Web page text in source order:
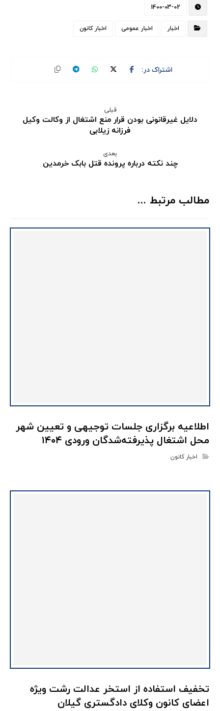
1400-03-02
اخبار اخبار عمومی اخبار کانون
قبلی
دلایل غیرقانونی بودن قرار منع اشتغال از وکالت وکیل
فرزانه زیلابی
بعدی
چند نکته درباره پرونده قتل بابک خرمدین
مطالب مرتبط ...
اطلاعیه برگزاری جلسات توجیهی و تعیین شهر
محل اشتغال پذیرفته‌شدگان ورودی ۱۴۰۴
اخبار کانون
تخفیف استفاده از استخر عدالت رشت ویژه
اعضای کانون وکلای دادگستری گیلان